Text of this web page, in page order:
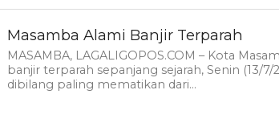
Masamba Alami Banjir Terparah
MASAMBA, LAGALIGOPOS.COM – Kota
banjir terparah sepanjang sejarah, Senin (13/7/
dibilang paling mematikan dari...